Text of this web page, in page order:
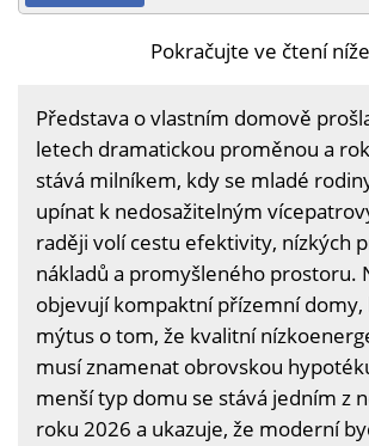
Pokračujte ve čtení
Představa o vlastním domově
letech dramatickou proměnou a
stává milníkem, kdy se mladé
upínat k nedosažitelným
raději volí cestu efektivity, nízkých
nákladů a promyšleného prostoru.
objevují kompaktní přízemní
mýtus o tom, že kvalitní
musí znamenat obrovskou
menší typ domu se stává jedním z
roku 2026 a ukazuje, že moderní